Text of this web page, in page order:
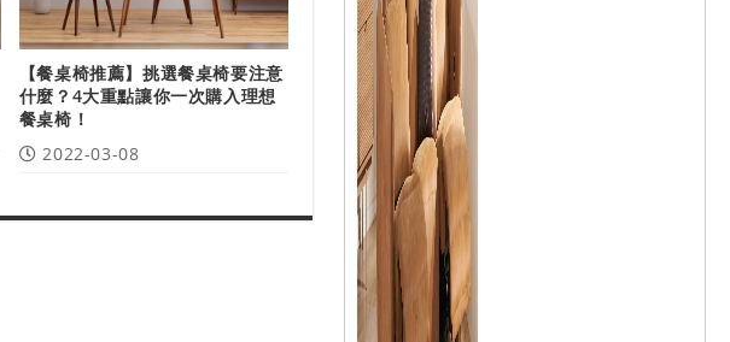
【餐桌椅推薦】挑選餐桌椅要注意
什麼？4大重點讓你一次購入理想
餐桌椅！
2022-03-08